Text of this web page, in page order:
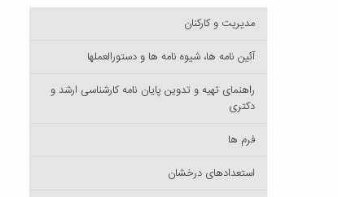
مدیریت و کارکنان
آئین نامه ها، شیوه نامه ها و دستورالعملها
راهنمای تهیه و تدوین پایان نامه کارشناسی ارشد و
دکتری
فرم ها
استعدادهای درخشان